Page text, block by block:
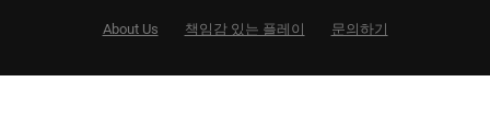
About Us 책임감 있는 플레이 문의하기